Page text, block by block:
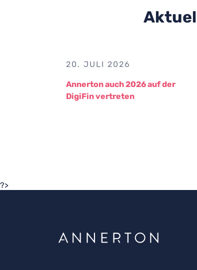
20. JULI 2026
Annerton auch 2026 auf der
DigiFin vertreten
?>